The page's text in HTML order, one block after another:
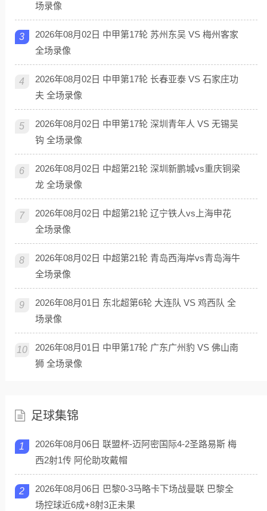
场录像
3
2026年08月02日 中甲第17轮 苏州东吴 VS 梅州客家
全场录像
4
2026年08月02日 中甲第17轮 长春亚泰 VS 石家庄功
夫 全场录像
5
2026年08月02日 中甲第17轮 深圳青年人 VS 无锡吴
钩 全场录像
6
2026年08月02日 中超第21轮 深圳新鹏城vs重庆铜梁
龙 全场录像
7
2026年08月02日 中超第21轮 辽宁铁人vs上海申花
全场录像
8
2026年08月02日 中超第21轮 青岛西海岸vs青岛海牛
全场录像
9
2026年08月01日 东北超第6轮 大连队 VS 鸡西队 全
场录像
10
2026年08月01日 中甲第17轮 广东广州豹 VS 佛山南
狮 全场录像
足球集锦
1
2026年08月06日 联盟杯-迈阿密国际4-2圣路易斯 梅
西2射1传 阿伦助攻戴帽
2
2026年08月06日 巴黎0-3马略卡下场战曼联 巴黎全
场控球近6成+8射3正未果